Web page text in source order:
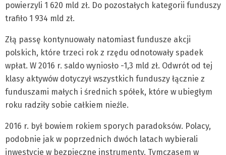
powierzyli 1 620 mld zł. Do pozostałych kategorii funduszy
trafiło 1 934 mld zł.
Złą passę kontynuowały natomiast fundusze akcji
polskich, które trzeci rok z rzędu odnotowały spadek
wpłat. W 2016 r. saldo wyniosło -1,3 mld zł. Odwrót od tej
klasy aktywów dotyczył wszystkich funduszy łącznie z
funduszami małych i średnich spółek, które w ubiegłym
roku radziły sobie całkiem nieźle.
2016 r. był bowiem rokiem sporych paradoksów. Polacy,
podobnie jak w poprzednich dwóch latach wybierali
inwestycje w bezpieczne instrumenty. Tymczasem w